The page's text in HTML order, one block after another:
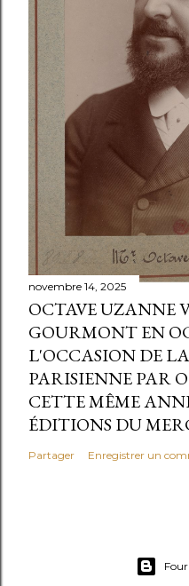
novembre 14, 2025
OCTAVE UZANNE
GOURMONT EN
L'OCCASION DE
PARISIENNE PAR
CETTE MÊME
ÉDITIONS DU
Partager Enregistrer un